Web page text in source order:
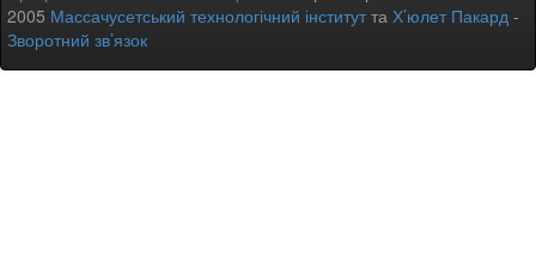
2005 Массачусетський технологічний інститутта Х’юлет Пакард -
Зворотний зв’язок